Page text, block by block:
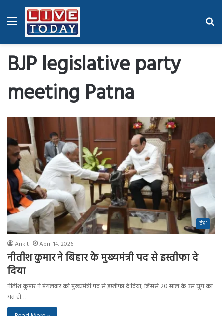
Menu
BJP legislative party
meeting Patna
देश
Ankit April 14, 2026
नीतीश कुमार ने बिहार के मुख्यमंत्री पद से इस्तीफा दे
दिया
नीतीश कुमार ने मंगलवार को मुख्यमंत्री पद से इस्तीफा दे दिया, जिससे 20 साल के उस युग का
अंत हो…